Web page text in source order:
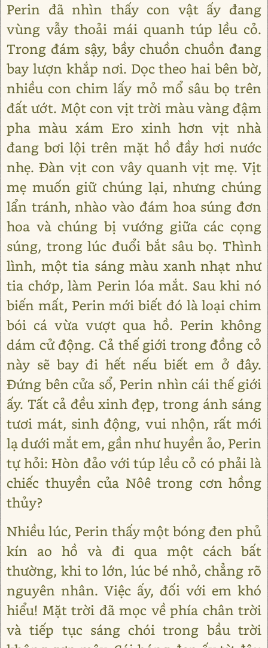
Perin đã nhìn thấy con vật ấy đang
vùng vẫy thoải mái quanh túp lều cỏ.
Trong đám sậy, bầy chuồn chuồn đang
bay lượn khắp nơi. Dọc theo hai bên bờ,
nhiều con chim lấy mỏ mổ sâu bọ trên
đất ướt. Một con vịt trời màu vàng đậm
pha màu xám Ero xinh hơn vịt nhà
đang bơi lội trên mặt hồ đầy hơi nước
nhẹ. Đàn vịt con vây quanh vịt mẹ. Vịt
mẹ muốn giữ chúng lại, nhưng chúng
lẩn tránh, nhào vào đám hoa súng đơn
hoa và chúng bị vướng giữa các cọng
súng, trong lúc đuổi bắt sâu bọ. Thình
lình, một tia sáng màu xanh nhạt như
tia chớp, làm Perin lóa mắt. Sau khi nó
biến mất, Perin mới biết đó là loại chim
bói cá vừa vượt qua hồ. Perin không
dám cử động. Cả thế giới trong đồng cỏ
này sẽ bay đi hết nếu biết em ở đây.
Đứng bên cửa sổ, Perin nhìn cái thế giới
ấy. Tất cả đều xinh đẹp, trong ánh sáng
tươi mát, sinh động, vui nhộn, rất mới
lạ dưới mắt em, gần như huyền ảo, Perin
tự hỏi: Hòn đảo với túp lều cỏ có phải là
chiếc thuyền của Nôê trong cơn hồng
thủy?
Nhiều lúc, Perin thấy một bóng đen phủ
kín ao hồ và đi qua một cách bất
thường, khi to lớn, lúc bé nhỏ, chẳng rõ
nguyên nhân. Việc ấy, đối với em khó
hiểu! Mặt trời đã mọc về phía chân trời
và tiếp tục sáng chói trong bầu trời